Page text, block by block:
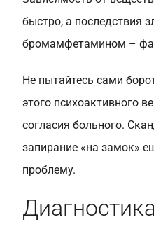
быстро, а последствия
бромамфетамином –
Не пытайтесь сами
этого психоактивного
согласия больного.
запирание «на замок»
проблему.